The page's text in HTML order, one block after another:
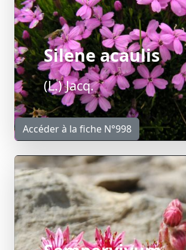
Silene acaulis
(L.) Jacq.
Accéder à la fiche N°998